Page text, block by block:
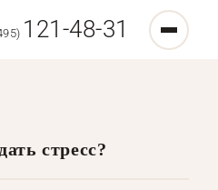
121-48-31
стресс?